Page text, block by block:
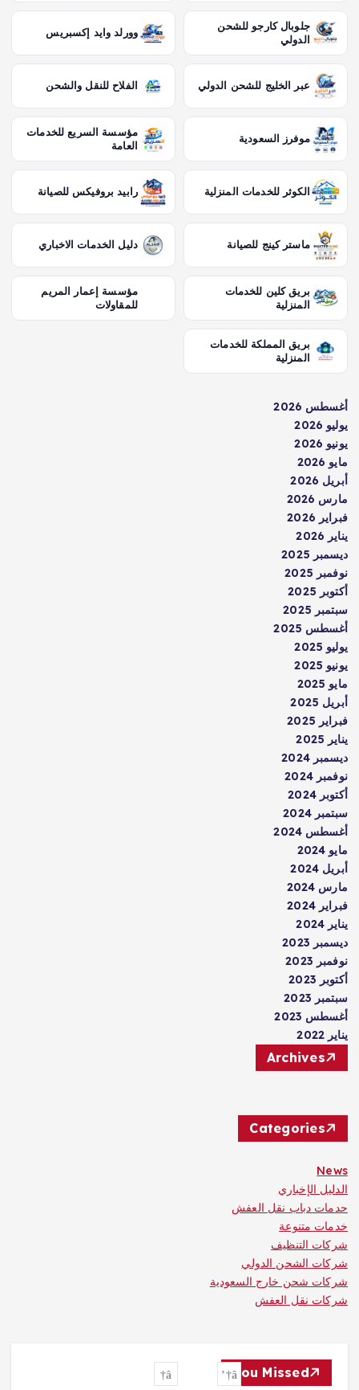
جلوبال كارجو للشحن
الدولي
وورلد وايد إكسبريس
عبر الخليج للشحن الدولي الفلاح للنقل والشحن
موفرز السعودية
مؤسسة السريع للخدمات
العامة
الكوثر للخدمات المنزلية رابيد بروفيكس للصيانة
ماستر كينج للصيانة دليل الخدمات الاخباري
بريق كلين للخدمات
المنزلية
مؤسسة إعمار المريم
للمقاولات
بريق المملكة للخدمات
المنزلية
أغسطس 2026
يوليو 2026
يونيو 2026
مايو 2026
أبريل 2026
مارس 2026
فبراير 2026
يناير 2026
ديسمبر 2025
نوفمبر 2025
أكتوبر 2025
سبتمبر 2025
أغسطس 2025
يوليو 2025
يونيو 2025
مايو 2025
أبريل 2025
فبراير 2025
يناير 2025
ديسمبر 2024
نوفمبر 2024
أكتوبر 2024
سبتمبر 2024
أغسطس 2024
مايو 2024
أبريل 2024
مارس 2024
فبراير 2024
يناير 2024
ديسمبر 2023
نوفمبر 2023
أكتوبر 2023
سبتمبر 2023
أغسطس 2023
يناير 2022
Archives
Categories
News
الدليل الإخباري
حدمات دباب نقل العفش
خدمات متنوعة
شركات التنظيف
شركات الشحن الدولي
شركات شحن خارج السعودية
شركات نقل العفش
You Missed